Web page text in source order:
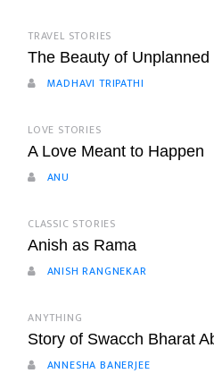
TRAVEL STORIES
The Beauty of Unplanned
MADHAVI TRIPATHI
LOVE STORIES
A Love Meant to Happen
ANU
CLASSIC STORIES
Anish as Rama
ANISH RANGNEKAR
ANYTHING
Story of Swacch Bharat
ANNESHA BANERJEE